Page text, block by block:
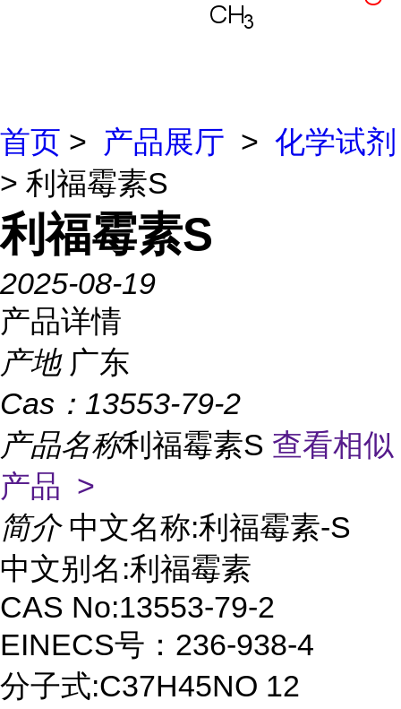
首页 > 产品展厅 > 化学试剂
> 利福霉素S
利福霉素S
2025-08-19
产品详情
产地 广东
Cas： 13553-79-2
产品名称利福霉素S 查看相似
产品 >
简介 中文名称:利福霉素-S
中文别名:利福霉素
CAS No:13553-79-2
EINECS号：236-938-4
分子式:C37H45NO 12